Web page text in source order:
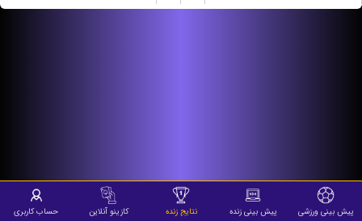
پیش بینی ورزشی پیش بینی زنده نتایج زنده کازینو آنلاین حساب کاربری